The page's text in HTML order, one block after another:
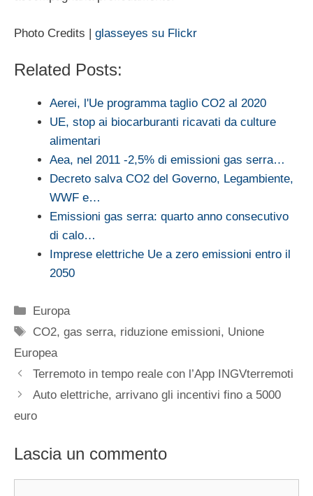
Photo Credits | glasseyes su Flickr
Related Posts:
Aerei, l'Ue programma taglio CO2 al 2020
UE, stop ai biocarburanti ricavati da culture
alimentari
Aea, nel 2011 -2,5% di emissioni gas serra…
Decreto salva CO2 del Governo, Legambiente,
WWF e…
Emissioni gas serra: quarto anno consecutivo
di calo…
Imprese elettriche Ue a zero emissioni entro il
2050
Categorie
Europa
Tag
CO2,gas serra, riduzione emissioni, Unione
Europea
Terremoto in tempo reale con l’App INGVterremoti
Auto elettriche, arrivano gli incentivi fino a 5000
euro
Lascia un commento